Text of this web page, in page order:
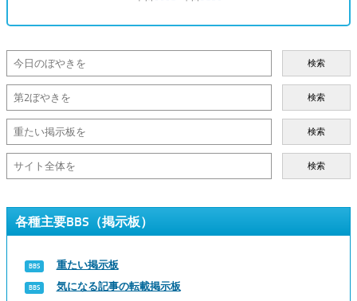
検索
検索
検索
検索
各種主要BBS（掲示板）
重たい掲示板
気になる記事の転載掲示板